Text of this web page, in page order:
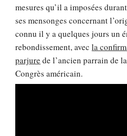
mesures qu’il a imposées
ses mensonges concernant
connu il y a quelques jours un
rebondissement, avecla
parjure de l’ancien parrain de
Congrès américain.